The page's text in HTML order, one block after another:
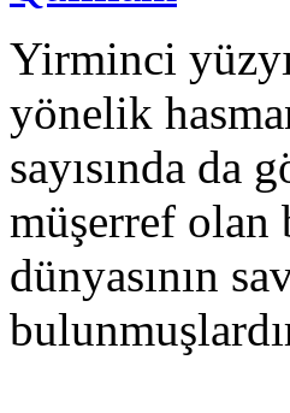
Yirminci
yönelik
sayısında da
müşerref olan
dünyasının